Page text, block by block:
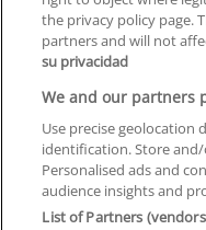
the privacy policy page.
partners and will not
su privacidad
We and our partners
Use precise geolocation
identification. Store
Personalised ads and
audience insights and
List of Partners